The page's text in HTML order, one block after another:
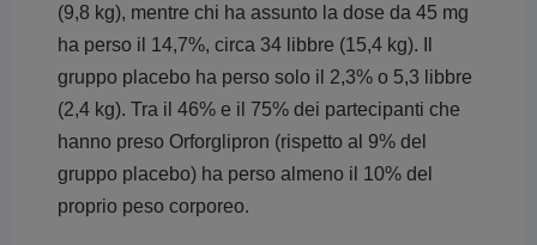
(9,8 kg), mentre chi ha assunto la dose da 45 mg
ha perso il 14,7%, circa 34 libbre (15,4 kg). Il
gruppo placebo ha perso solo il 2,3% o 5,3 libbre
(2,4 kg). Tra il 46% e il 75% dei partecipanti che
hanno preso Orforglipron (rispetto al 9% del
gruppo placebo) ha perso almeno il 10% del
proprio peso corporeo.